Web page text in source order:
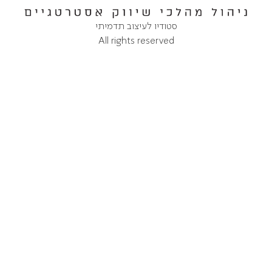
סטודיו לעיצוב תדמיתי
All rights reserved